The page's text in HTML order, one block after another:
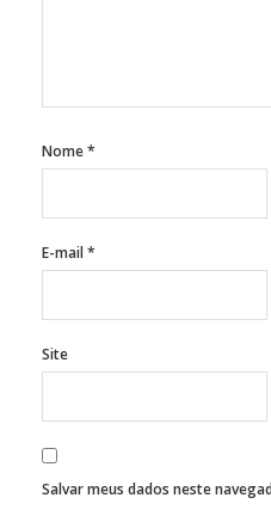
Nome*
E-mail*
Site
Salvar meus dados neste